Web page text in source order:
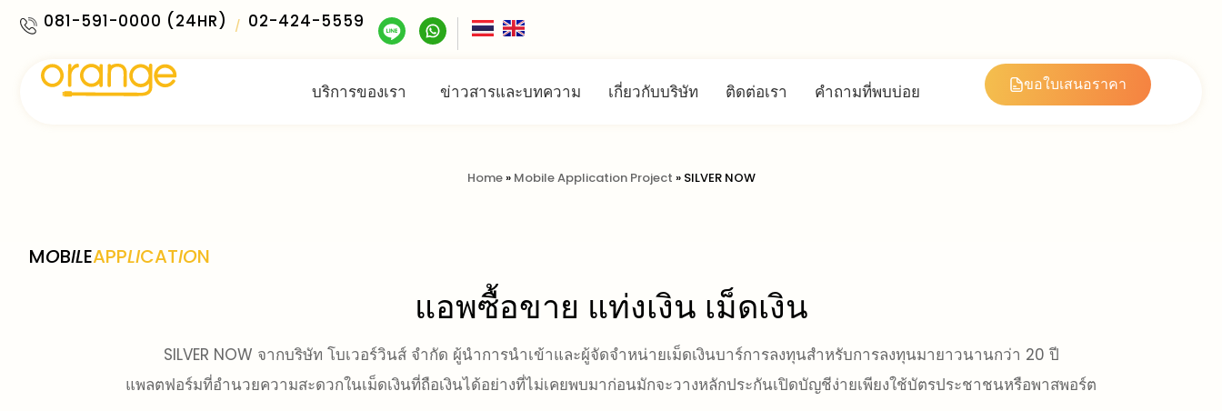
081-591-0000 (24HR) / 02-424-5559
บริการของเรา ข่าวสารและบทความ เกี่ยวกับบริษัท ติดต่อเรา คำถามที่พบบ่อย ขอใบเสนอราคา
Home» Mobile Application Project » SILVER NOW
MOBILEAPPLICATION
แอพซื้อขาย แท่งเงิน เม็ดเงิน
SILVER NOW จากบริษัท โบเวอร์วินส์ จำกัด ผู้นำการนำเข้าและผู้จัดจำหน่ายเม็ดเงินบาร์การลงทุนสำหรับการลงทุนมายาวนานกว่า 20 ปี
แพลตฟอร์มที่อำนวยความสะดวกในเม็ดเงินที่ถือเงินได้อย่างที่ไม่เคยพบมาก่อนมักจะวางหลักประกันเปิดบัญชีง่ายเพียงใช้บัตรประชาชนหรือพาสพอร์ต